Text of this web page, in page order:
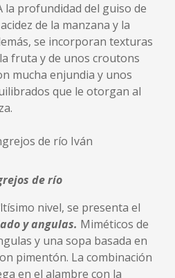
la profundidad del guiso de
de la manzana y la
se incorporan texturas
fruta y de unos croutons
mucha enjundia y unos
que le otorgan al
de río
nivel, se presenta el
y angulas. Miméticos de
y una sopa basada en
pimentón. La combinación
en el alambre con la